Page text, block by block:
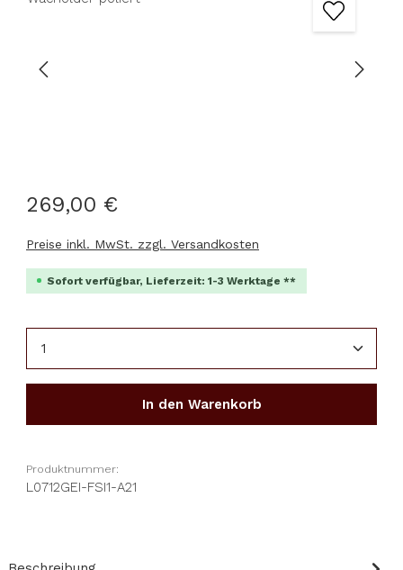
269,00 €
Preise inkl. MwSt. zzgl. Versandkosten
Sofort verfügbar, Lieferzeit: 1-3 Werktage **
In den Warenkorb
Produktnummer:
L0712GEI-FSI1-A21